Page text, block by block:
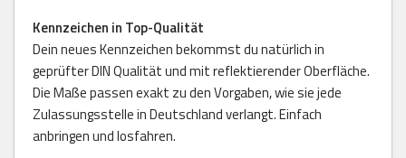
Kennzeichen in Top-Qualität
Dein neues Kennzeichen bekommst du natürlich in
geprüfter DIN Qualität und mit reflektierender Oberfläche.
Die Maße passen exakt zu den Vorgaben, wie sie jede
Zulassungsstelle in Deutschland verlangt. Einfach
anbringen und losfahren.